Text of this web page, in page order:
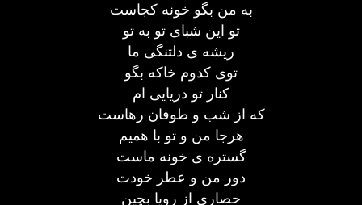
به من بگو خونه کجاست
تو این شبای تو به تو
ریشه ی دلتنگی ما
توی کدوم خاکه بگو
کنار تو دریایی ام
که از شب و طوفان رهاست
هرجا من و تو با همیم
گستره ی خونه ماست
دور من و عطر خودت
حصاری از رویا بچین